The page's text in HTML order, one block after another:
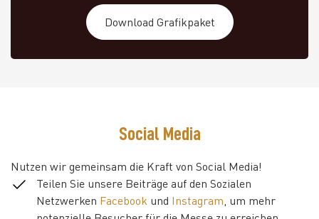
Download Grafikpaket
Social Media
Nutzen wir gemeinsam die Kraft von Social Media!
Teilen Sie unsere Beiträge auf den Sozialen
Netzwerken Facebook und Instagram , um mehr